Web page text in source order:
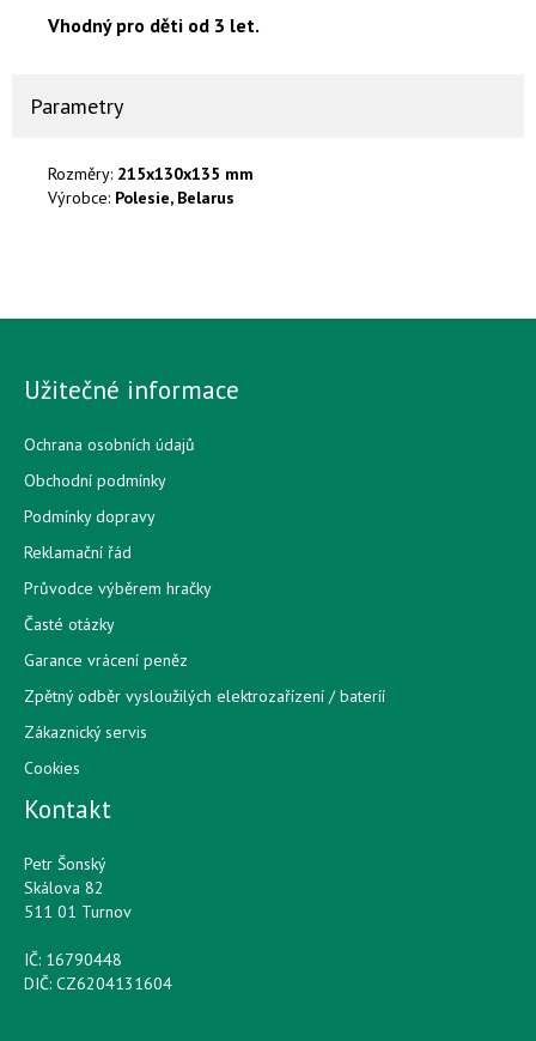
Vhodný pro děti od 3 let.
Parametry
Rozměry: 215x130x135 mm
Výrobce: Polesie, Belarus
Užitečné informace
Ochrana osobních údajů
Obchodní podmínky
Podmínky dopravy
Reklamační řád
Průvodce výběrem hračky
Časté otázky
Garance vrácení peněz
Zpětný odběr vysloužilých elektrozařízení / bateríí
Zákaznický servis
Cookies
Kontakt
Petr Šonský
Skálova 82
511 01 Turnov
IČ: 16790448
DIČ: CZ6204131604